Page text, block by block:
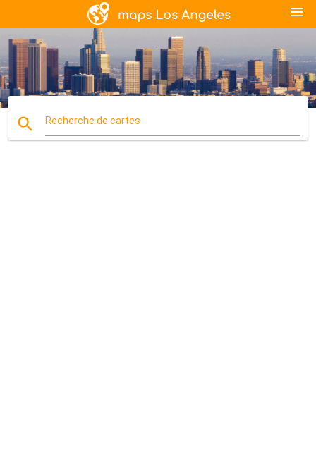
menu
search Recherche de cartes